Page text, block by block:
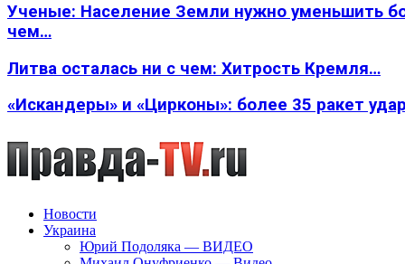
Ученые: Население Земли нужно уменьшить
чем…
Литва осталась ни с чем: Хитрость Кремля…
«Искандеры» и «Цирконы»: более 35 ракет
Новости
Украина
Юрий Подоляка — ВИДЕО